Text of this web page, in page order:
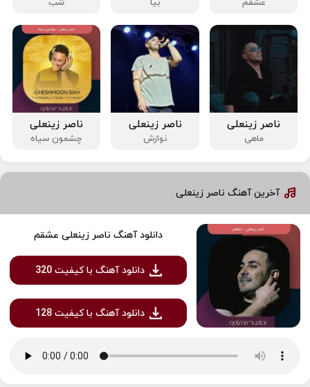
عشقم بیا شب
ناصر زینعلی
ماهی
ناصر زینعلی
نوازش
ناصر زینعلی
چشمون سیاه
آخرین آهنگ ناصر زینعلی
دانلود آهنگ ناصر زینعلی عشقم
دانلود آهنگ با کیفیت 320
دانلود آهنگ با کیفیت 128